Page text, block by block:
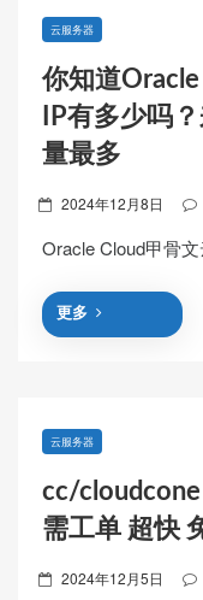
云服务器
你知道
IP有多少吗
量最多
Posted
2024年12月8日
Oracle Cloud甲骨
更多
云服务器
cc/
需工单 超快
Posted
2024年12月5日